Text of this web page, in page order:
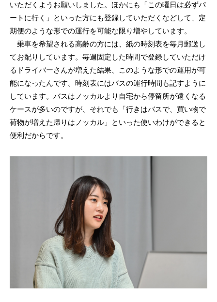
いただくようお願いしました。ほかにも「この曜日は必ずパ
ートに行く」といった方にも登録していただくなどして、定
期便のような形での運行を可能な限り増やしています。
乗車を希望される高齢の方には、紙の時刻表を毎月郵送し
てお配りしています。毎週固定した時間で登録していただけ
るドライバーさんが増えた結果、このような形での運用が可
能になったんです。時刻表にはバスの運行時間も記すように
しています。バスはノッカルより自宅から停留所が遠くなる
ケースが多いのですが、それでも「行きはバスで、買い物で
荷物が増えた帰りはノッカル」といった使いわけができると
便利だからです。